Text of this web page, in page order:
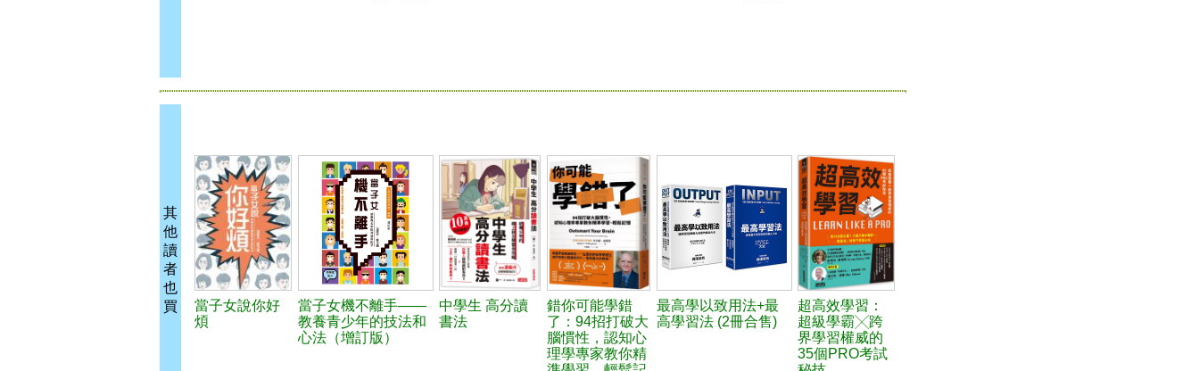
其
他
讀
者
也
買
當子女說你好
煩
當子女機不離手——
教養青少年的技法和
心法（增訂版）
中學生 高分讀
書法
錯你可能學錯
了：94招打破大
腦慣性，認知心
理學專家教你精
最高學以致用法+最
高學習法 (2冊合售)
超高效學習：
超級學霸╳跨
界學習權威的
35個PRO考試